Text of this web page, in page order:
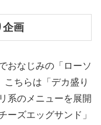
企画
おなじみの「ローソ
こちらは「デカ盛り
系のメニューを展開
ーズエッグサンド」